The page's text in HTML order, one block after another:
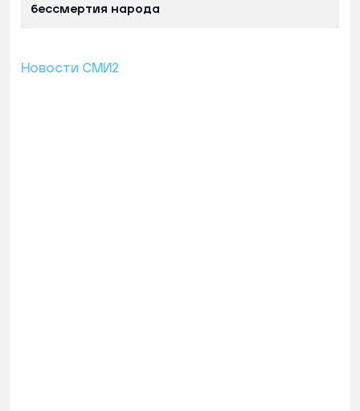
бессмертия народа
Новости СМИ2